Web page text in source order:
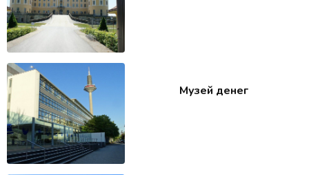
Музей денег